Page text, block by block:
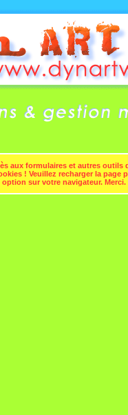
aux formulaires et autres outils
! Veuillez recharger la page
sur votre navigateur. Merci.